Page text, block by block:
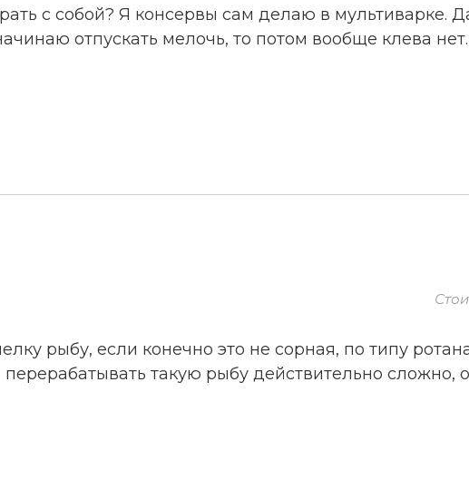
с собой? Я консервы сам делаю в мультиварке.
отпускать мелочь, то потом вообще клева
рыбу, если конечно это не сорная, по типу
такую рыбу действительно сложно,